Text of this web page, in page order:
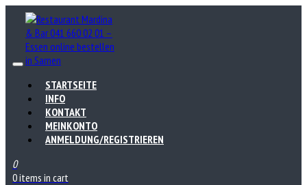
STARTSEITE
INFO
KONTAKT
MEINKONTO
ANMELDUNG/REGISTRIEREN
0
0 items in cart